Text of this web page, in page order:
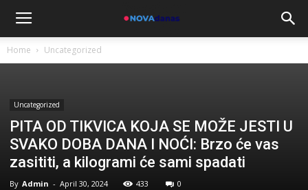
Home Uncategorized
Uncategorized
PITA OD TIKVICA KOJA SE MOŽE JESTI U
SVAKO DOBA DANA I NOĆI: Brzo će vas
zasititi, a kilogrami će sami spadati
By Admin - April 30, 2024 433 0